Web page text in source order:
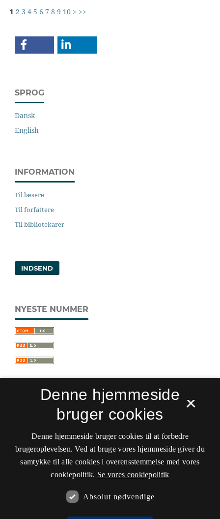
1 2 3 4 5 6 7 8 9 10 > >>
SPROG
Dansk
English
INFORMATION
Til læsere
Til forfattere
Til bibliotekarer
INDSEND
NYESTE NUMMER
Sprogforum. Tidsskrift for sprog- og
kulturpædagogik
ISSN 0909-9328 (Trykt)
ISSN 1399-8617 (Online)
Tilgængelighedserklæring
Det Kgl. Bibliotek
×
Denne hjemmeside
bruger cookies
Denne hjemmeside bruger cookies til at forbedre
brugeroplevelsen. Ved at bruge vores hjemmeside giver du
samtykke til alle cookies i overensstemmelse med vores
cookiepolitik. Se vores cookiepolitik
Absolut nødvendige